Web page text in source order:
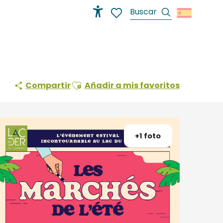
Buscar
CompartirAjouter aux favoris
Añadir a mis favoritos
+1 foto